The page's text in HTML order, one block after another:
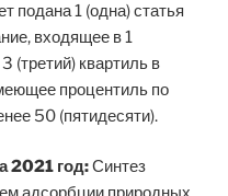
подана 1 (одна) статья
входящее в 1
(третий) квартиль в
процентиль по
50 (пятидесяти).
2021 год:Синтез